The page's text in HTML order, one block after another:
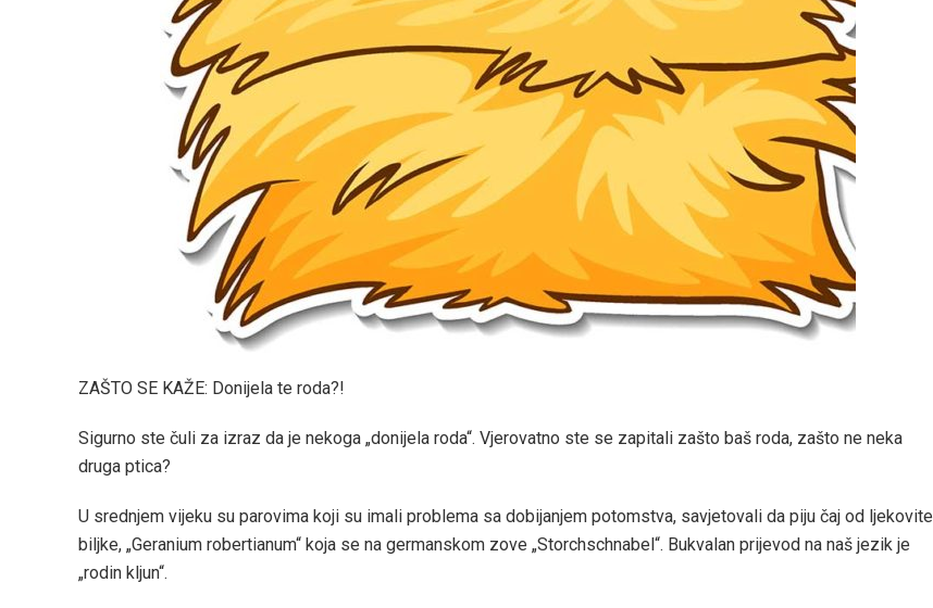
ZAŠTO SE KAŽE: Donijela te roda?!
Sigurno ste čuli za izraz da je nekoga „donijela roda“. Vjerovatno ste se zapitali zašto baš roda, zašto ne neka
druga ptica?
U srednjem vijeku su parovima koji su imali problema sa dobijanjem potomstva, savjetovali da piju čaj od ljekovite
biljke, „Geranium robertianum“ koja se na germanskom zove „Storchschnabel“. Bukvalan prijevod na naš jezik je
„rodin kljun“.